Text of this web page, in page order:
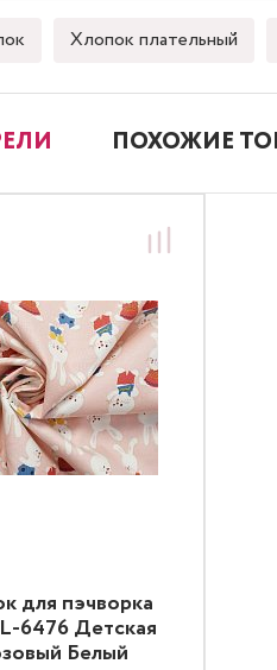
Хлопок плательный
ПОХОЖИЕ
для пэчворка
6476 Детская
Белый